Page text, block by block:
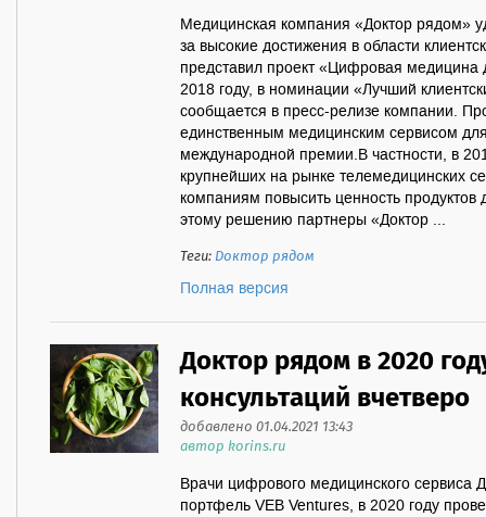
Медицинская компания «Доктор рядом»
за высокие достижения в области
представил проект «Цифровая медицина
2018 году, в номинации «Лучший
сообщается в пресс-релизе компании.
единственным медицинским сервисом
международной премии.В частности, в
крупнейших на рынке телемедицинских
компаниям повысить ценность
этому решению партнеры «Доктор ...
Теги:Доктор рядом
Полная версия
Доктор рядом в 2020
консультаций вчетверо
добавлено 01.04.2021 13:43
автор korins.ru
Врачи цифрового медицинского сервиса
портфель VEB Ventures, в 2020 году